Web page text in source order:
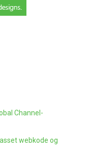
Channel-
webkode og